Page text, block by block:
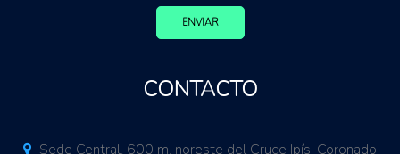
ENVIAR
CONTACTO
Sede Central. 600 m. noreste del Cruce Ipís-Coronado